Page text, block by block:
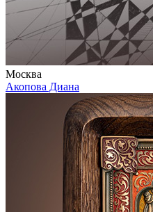
Москва
Акопова Диана